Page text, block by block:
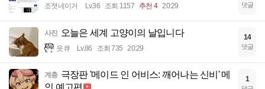
조졋네이거 Lv.36 조회 1157 추천 4 20:29 댓글
사진 오늘은 세계 고양이의 날입니다
읏큐 Lv.86 조회 735 20:29
14
댓글
계층 극장판 '메이드 인 어비스: 깨어나는 신비' 메
인 예고편
1